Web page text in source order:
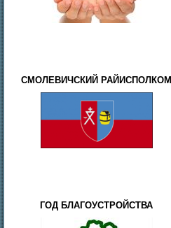
СМОЛЕВИЧСКИЙ РАЙИСПОЛКОМ
ГОД БЛАГОУСТРОЙСТВА